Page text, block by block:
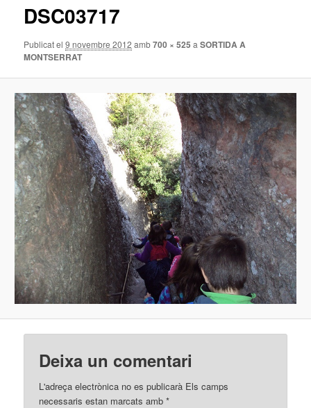
principal
DSC03717
Publicat el9 novembre 2012 amb700 × 525 aSORTIDA A
MONTSERRAT
Deixa un comentari
L'adreça electrònica no es publicarà Els camps
necessaris estan marcats amb*